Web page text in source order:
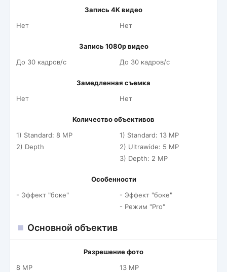
Запись 4K видео
Нет
Нет
Запись 1080p видео
До 30 кадров/c
До 30 кадров/c
Замедленная съемка
Нет
Нет
Количество объективов
1) Standard: 8 MP
2) Depth
1) Standard: 13 MP
2) Ultrawide: 5 MP
3) Depth: 2 MP
Особенности
- Эффект "боке"
- Эффект "боке"
- Режим "Pro"
Основной объектив
Разрешение фото
8 MP
13 MP